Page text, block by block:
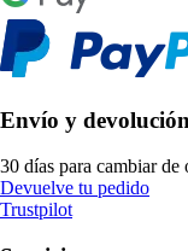
Envío y devolución
30 días para cambiar de
Devuelve tu pedido
Trustpilot